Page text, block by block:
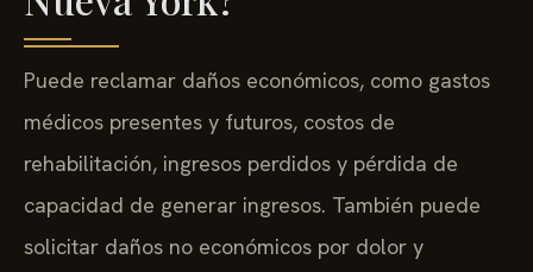
Puede reclamar daños económicos, como gastos
médicos presentes y futuros, costos de
rehabilitación, ingresos perdidos y pérdida de
capacidad de generar ingresos. También puede
solicitar daños no económicos por dolor y